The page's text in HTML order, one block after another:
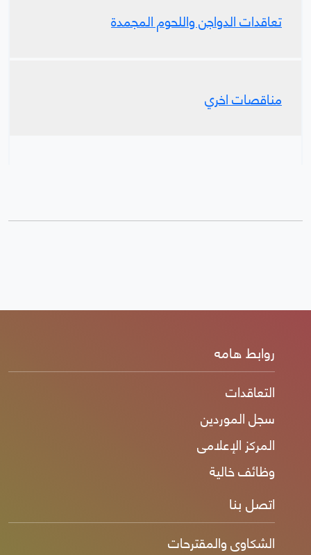
تعاقدات الدواجن واللحوم المجمدة
مناقصات اخري
روابط هامه
التعاقدات
سجل الموردين
المركز الإعلامى
وظائف خالية
اتصل بنا
الشكاوى والمقترحات